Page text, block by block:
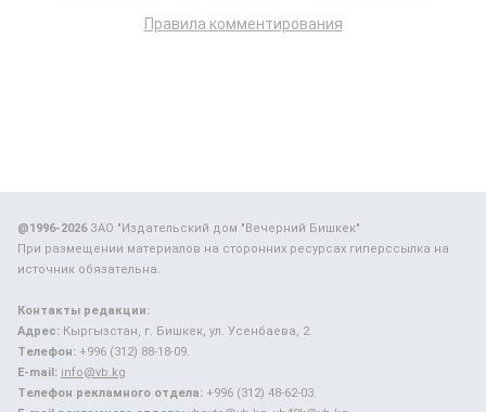
Правила комментирования
@1996-2026ЗАО "Издательский дом "Вечерний Бишкек"
При размещении материалов на сторонних ресурсах гиперссылка на
источник обязательна.
Контакты редакции:
Адрес: Кыргызстан, г. Бишкек, ул. Усенбаева, 2.
Телефон: +996 (312) 88-18-09.
E-mail: info@vb.kg
Телефон рекламного отдела: +996 (312) 48-62-03.